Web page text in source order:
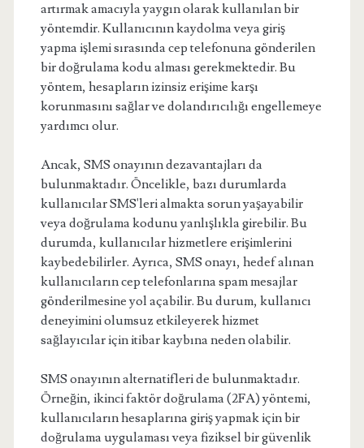
artırmak amacıyla yaygın olarak kullanılan bir
yöntemdir. Kullanıcının kaydolma veya giriş
yapma işlemi sırasında cep telefonuna gönderilen
bir doğrulama kodu alması gerekmektedir. Bu
yöntem, hesapların izinsiz erişime karşı
korunmasını sağlar ve dolandırıcılığı engellemeye
yardımcı olur.
Ancak, SMS onayının dezavantajları da
bulunmaktadır. Öncelikle, bazı durumlarda
kullanıcılar SMS'leri almakta sorun yaşayabilir
veya doğrulama kodunu yanlışlıkla girebilir. Bu
durumda, kullanıcılar hizmetlere erişimlerini
kaybedebilirler. Ayrıca, SMS onayı, hedef alınan
kullanıcıların cep telefonlarına spam mesajlar
gönderilmesine yol açabilir. Bu durum, kullanıcı
deneyimini olumsuz etkileyerek hizmet
sağlayıcılar için itibar kaybına neden olabilir.
SMS onayının alternatifleri de bulunmaktadır.
Örneğin, ikinci faktör doğrulama (2FA) yöntemi,
kullanıcıların hesaplarına giriş yapmak için bir
doğrulama uygulaması veya fiziksel bir güvenlik